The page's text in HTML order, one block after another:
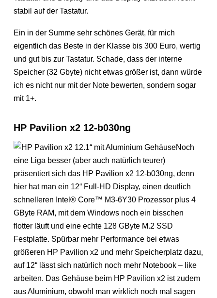
stabil auf der Tastatur.
Ein in der Summe sehr schönes Gerät, für mich
eigentlich das Beste in der Klasse bis 300 Euro, wertig
und gut bis zur Tastatur. Schade, dass der interne
Speicher (32 Gbyte) nicht etwas größer ist, dann würde
ich es nicht nur mit der Note bewerten, sondern sogar
mit 1+.
HP Pavilion x2 12-b030ng
Noch
eine Liga besser (aber auch natürlich teurer)
präsentiert sich das HP Pavilion x2 12-b030ng, denn
hier hat man ein 12“ Full-HD Display, einen deutlich
schnelleren Intel® Core™ M3-6Y30 Prozessor plus 4
GByte RAM, mit dem Windows noch ein bisschen
flotter läuft und eine echte 128 GByte M.2 SSD
Festplatte. Spürbar mehr Performance bei etwas
größeren HP Pavilion x2 und mehr Speicherplatz dazu,
auf 12“ lässt sich natürlich noch mehr Notebook – like
arbeiten. Das Gehäuse beim HP Pavilion x2 ist zudem
aus Aluminium, obwohl man wirklich noch mal sagen